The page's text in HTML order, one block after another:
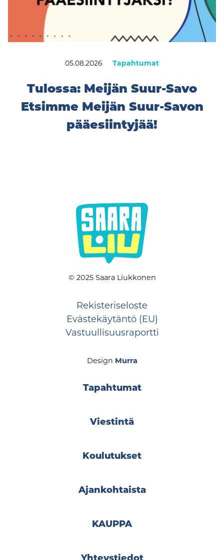
05.08.2026 Tapahtumat
Tulossa: Meijän Suur-Savo
Etsimme Meijän Suur-Savon
pääesiintyjää!
© 2025 Saara Liukkonen
Rekisteriseloste
Evästekäytäntö (EU)
Vastuullisuusraportti
Design Murra
Tapahtumat
Viestintä
Koulutukset
Ajankohtaista
KAUPPA